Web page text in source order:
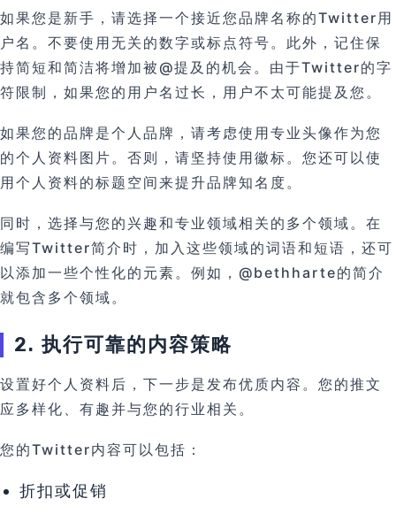
如果您是新手，请选择一个接近您品牌名称的Twitter用
户名。不要使用无关的数字或标点符号。此外，记住保
持简短和简洁将增加被@提及的机会。由于Twitter的字
符限制，如果您的用户名过长，用户不太可能提及您。
如果您的品牌是个人品牌，请考虑使用专业头像作为您
的个人资料图片。否则，请坚持使用徽标。您还可以使
用个人资料的标题空间来提升品牌知名度。
同时，选择与您的兴趣和专业领域相关的多个领域。在
编写Twitter简介时，加入这些领域的词语和短语，还可
以添加一些个性化的元素。例如，@bethharte的简介
就包含多个领域。
2. 执行可靠的内容策略
设置好个人资料后，下一步是发布优质内容。您的推文
应多样化、有趣并与您的行业相关。
您的Twitter内容可以包括：
折扣或促销